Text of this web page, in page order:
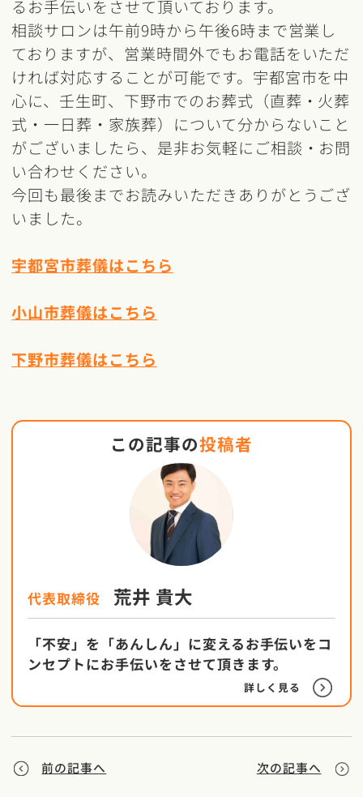
るお手伝いをさせて頂いております。
相談サロンは午前9時から午後6時まで営業し
ておりますが、営業時間外でもお電話をいただ
ければ対応することが可能です。宇都宮市を中
心に、壬生町、下野市でのお葬式（直葬・火葬
式・一日葬・家族葬）について分からないこと
がございましたら、是非お気軽にご相談・お問
い合わせください。
今回も最後までお読みいただきありがとうござ
いました。
宇都宮市葬儀はこちら
小山市葬儀はこちら
下野市葬儀はこちら
この記事の投稿者
代表取締役 荒井 貴大
「不安」を「あんしん」に変えるお手伝いをコ
ンセプトにお手伝いをさせて頂きます。
詳しく見る
前の記事へ 次の記事へ